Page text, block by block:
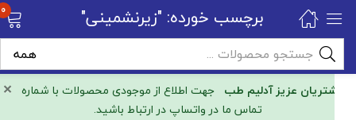
× مشتریان عزیز آدلیم طبجهت اطلاع از موجودی محصولات با شماره
تماس ما در واتساپ در ارتباط باشید.
برچسب خورده: "زیرنشمینی" 0